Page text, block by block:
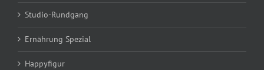
Studio-Rundgang
Ernährung Spezial
Happyfigur